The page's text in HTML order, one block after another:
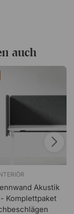
auch
Akustik
Komplettpaket